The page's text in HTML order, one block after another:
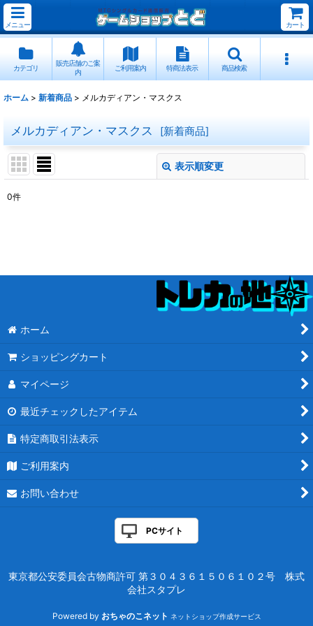
メニュー カート
カテゴリ
販売店舗のご案
内
ご利用案内 特商法表示 商品検索
ホーム > 新着商品 > メルカディアン・マスクス
メルカディアン・マスクス [新着商品]
表示順変更
絞り込む
0件
ホーム
ショッピングカート
マイページ
最近チェックしたアイテム
特定商取引法表示
ご利用案内
お問い合わせ
PCサイト
東京都公安委員会古物商許可 第３０４３６１５０６１０２号 株式
会社スタプレ
Powered by おちゃのこネット ネットショップ作成サービス